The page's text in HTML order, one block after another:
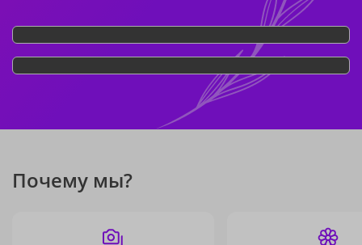
Почему мы?